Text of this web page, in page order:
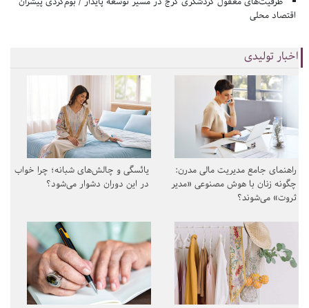
اقتصاد محلی
اخبار تولیدی
راهنمای جامع مدیریت مالی مدرن:
چگونه زنان با هوش مصنوعی «مدیر
ثروت» می‌شوند؟
یائسگی و چالش‌های شبانه؛ چرا خواب
در این دوران دشوار می‌شود؟